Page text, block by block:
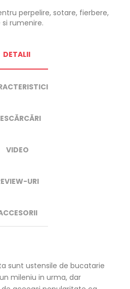
perpelire, sotare, fierbere,
rumenire.
DETALII
VIDEO
URI
sunt ustensile de bucatarie
mileniu in urma, dar